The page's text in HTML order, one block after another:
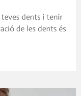
teves dents i tenir
de les dents és